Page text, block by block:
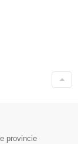
provincie